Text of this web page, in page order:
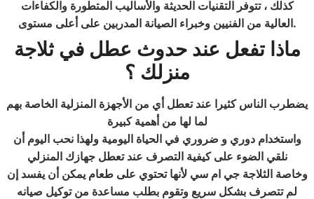
كذلك ، تتوفر التقنيات الحديثة والأساليب المتطورة والكفاءات
العالية من الفنيين وخبراء الصيانة المدربين على أعلى مستوى.
ماذا تفعل عند حدوث عطل في ثلاجة
منزلك ؟
يضطرب الناس كثيرا عند تعطل أي من الأجهزة المنزلية الخاصة بهم
لما لها من أهمية كبيرة
واستخدام دوري و ضروري في الحياة اليومية ولهذا نحب اليوم أن
نلقي الضوء على كيفية التصرف عند تعطل جهازك المنزلي
وخاصة الثلاجة جي ام سي لأنها تحتوي على طعام يمكن أن يفسد إن
لم تتصرف بشكل سريع وتقوم بطلب مساعدة من توكيل صيانه